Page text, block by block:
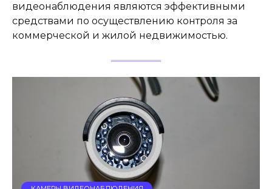
видеонаблюдения являются эффективными
средствами по осуществлению контроля за
коммерческой и жилой недвижимостью.